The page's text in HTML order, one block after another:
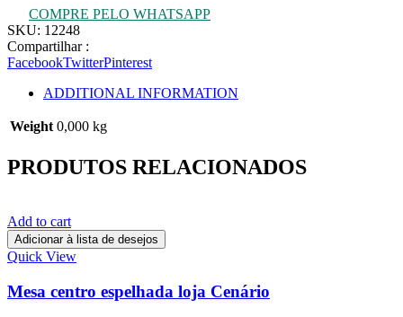
COMPRE PELO WHATSAPP
SKU: 12248
Compartilhar :
FacebookTwitterPinterest
ADDITIONAL INFORMATION
Weight 0,000 kg
PRODUTOS RELACIONADOS
Add to cart
Adicionar à lista de desejos
Quick View
Mesa centro espelhada loja Cenário